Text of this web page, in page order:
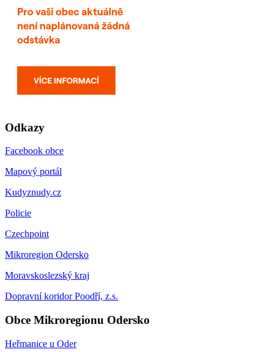
Odkazy
Facebook obce
Mapový portál
Kudyznudy.cz
Policie
Czechpoint
Mikroregion Odersko
Moravskoslezský kraj
Dopravní koridor Poodří, z.s.
Obce Mikroregionu Odersko
Heřmanice u Oder